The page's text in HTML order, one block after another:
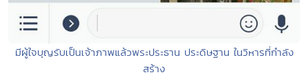
มีผู้ใจบุญรับเป็นเจ้าภาพแล้วพระประธาน ประดิษฐาน ในวิหารที่กำลัง
สร้าง